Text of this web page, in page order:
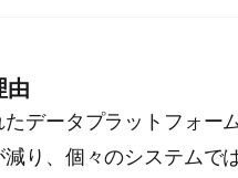
由
データプラットフォー
り、個々のシステムで